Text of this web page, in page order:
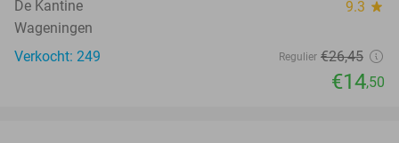
De Kantine 9.3 star
Wageningen
Verkocht: 249
Regulier €26,45
€14,50